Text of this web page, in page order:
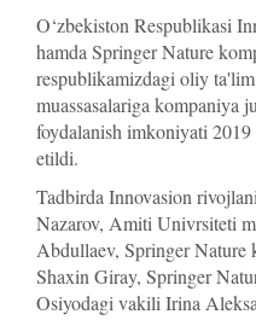
O‘zbekiston Respublikasi
hamda Springer Nature
respublikamizdagi oliy
muassasalariga kompaniya
foydalanish imkoniyati
etildi.
Tadbirda Innovasion
Nazarov, Amiti Univrsiteti
Abdullaev, Springer
Shaxin Giray, Springer
Osiyodagi vakili Irina